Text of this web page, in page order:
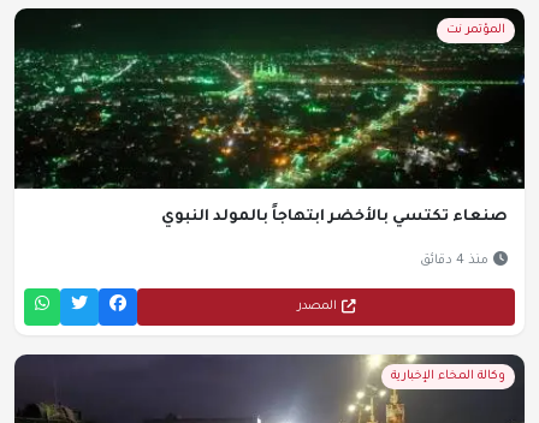
المؤتمر نت
صنعاء تكتسي بالأخضر ابتهاجاً بالمولد النبوي
منذ 4 دقائق
المصدر
وكالة المخاء الإخبارية